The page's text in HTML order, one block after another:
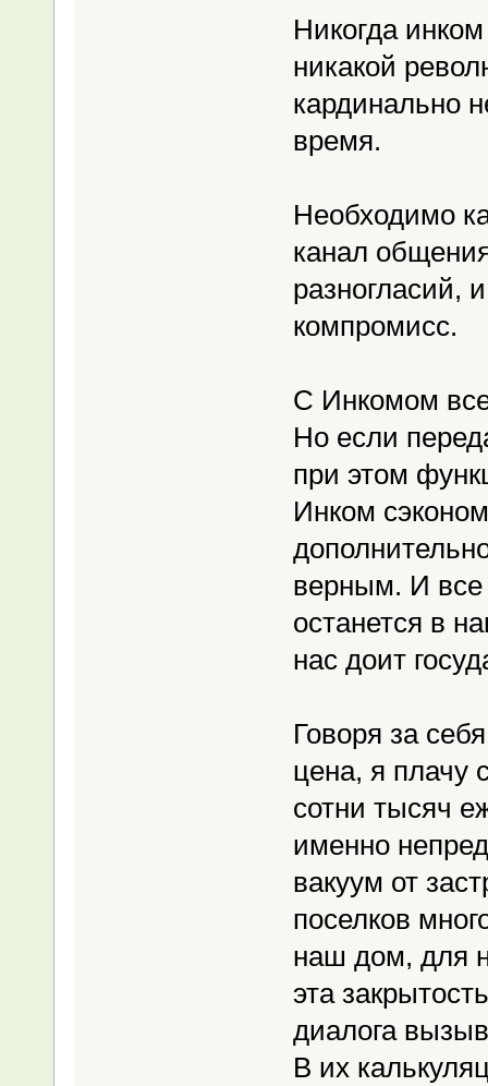
Никогда
никакой
кардинально
время.
Необходимо
канал
разногласий,
компромисс.
С Инкомом
Но если
при этом
Инком
верным. И все
останется в
нас доит
Говоря за
цена, я плачу
сотни тысяч
именно
вакуум от
поселков
наш дом, для
эта
диалога
В их